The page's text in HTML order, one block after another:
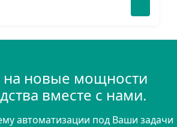
на новые мощности
вместе с нами.
автоматизации под Ваши задачи